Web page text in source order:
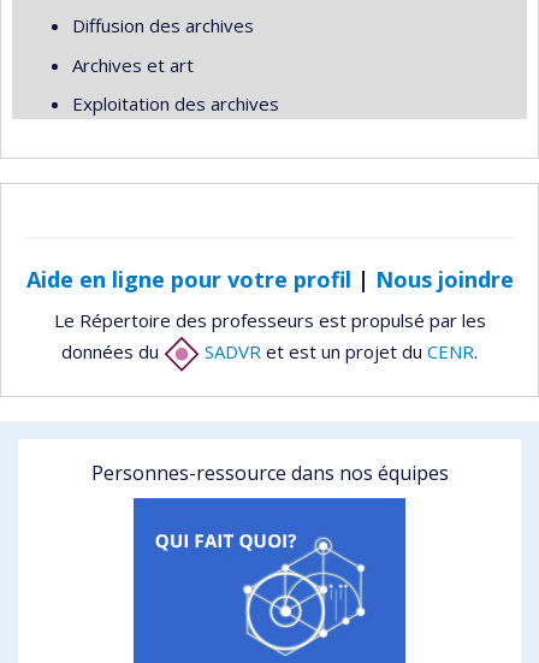
Diffusion des archives
Archives et art
Exploitation des archives
Aide en ligne pour votre profil | Nous joindre
Le Répertoire des professeurs est propulsé par les
données du
SADVR et est un projet du CENR.
Personnes-ressource dans nos équipes